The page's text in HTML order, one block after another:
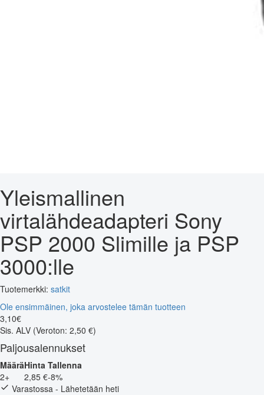
Yleismallinen
virtalähdeadapteri Sony
PSP 2000 Slimille ja PSP
3000:lle
Tuotemerkki: satkit
Ole ensimmäinen, joka arvostelee tämän tuotteen
3,10€
Sis. ALV (Veroton: 2,50 €)
Paljousalennukset
MääräHinta Tallenna
2+
2,85 €-8%
Varastossa - Lähetetään heti